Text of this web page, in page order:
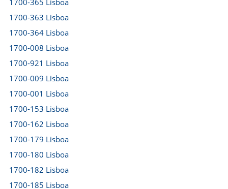
1700-365 Lisboa
1700-363 Lisboa
1700-364 Lisboa
1700-008 Lisboa
1700-921 Lisboa
1700-009 Lisboa
1700-001 Lisboa
1700-153 Lisboa
1700-162 Lisboa
1700-179 Lisboa
1700-180 Lisboa
1700-182 Lisboa
1700-185 Lisboa